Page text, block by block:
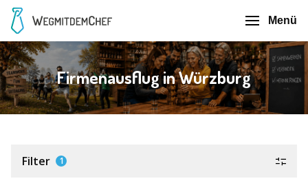
Menü
Firmenausflug in Würzburg
Filter 1